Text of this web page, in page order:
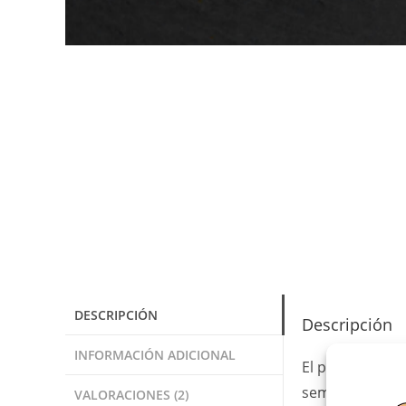
DESCRIPCIÓN
INFORMACIÓN ADICIONAL
VALORACIONES (2)
Descripción
El pollo de
semilibertad